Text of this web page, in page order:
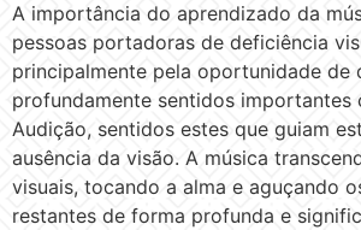
A importância do aprendizado da
pessoas portadoras de deficiência
principalmente pela oportunidade de
profundamente sentidos importantes
Audição, sentidos estes que guiam
ausência da visão. A música
visuais, tocando a alma e aguçando
restantes de forma profunda e